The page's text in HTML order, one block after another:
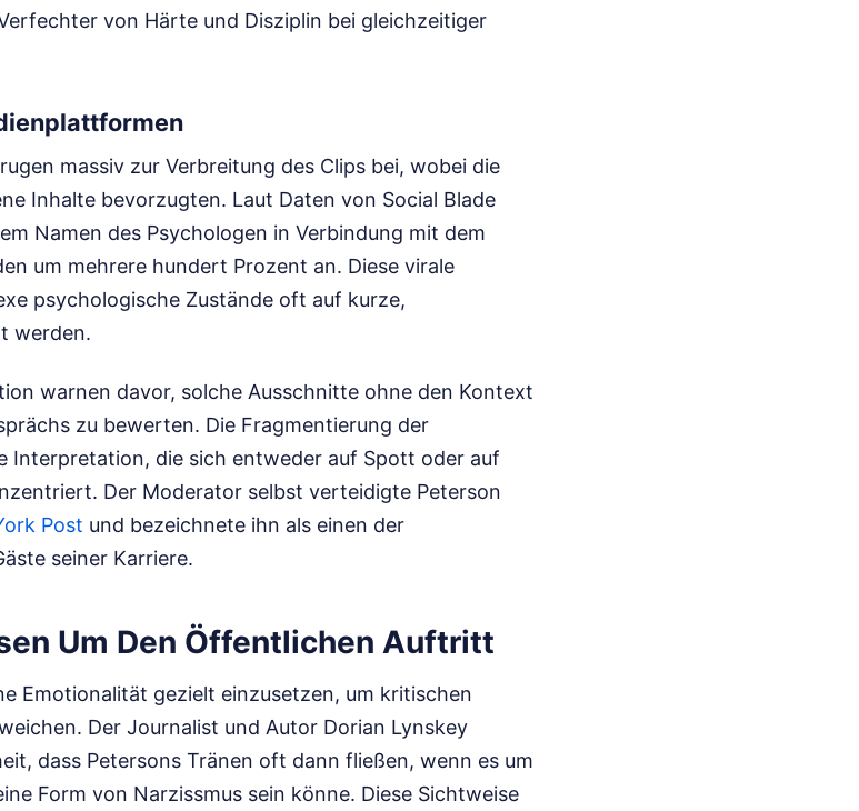
von Härte und Disziplin bei gleichzeitiger
massiv zur Verbreitung des Clips bei, wobei die
Inhalte bevorzugten. Laut Daten von Social Blade
Namen des Psychologen in Verbindung mit dem
um mehrere hundert Prozent an. Diese virale
psychologische Zustände oft auf kurze,
werden.
warnen davor, solche Ausschnitte ohne den Kontext
zu bewerten. Die Fragmentierung der
Interpretation, die sich entweder auf Spott oder auf
Der Moderator selbst verteidigte Peterson
Post und bezeichnete ihn als einen der
seiner Karriere.
Um Den Öffentlichen Auftritt
Emotionalität gezielt einzusetzen, um kritischen
Der Journalist und Autor Dorian Lynskey
dass Petersons Tränen oft dann fließen, wenn es um
Form von Narzissmus sein könne. Diese Sichtweise